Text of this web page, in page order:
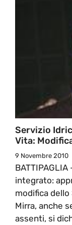
Servizio
Vita:
9 Novembre 2010
integrato:
modifica
Mirra, anche
assenti, si